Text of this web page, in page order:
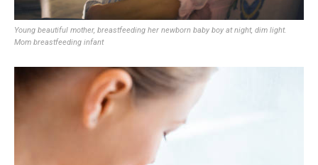
Young beautiful mother, breastfeeding her newborn baby boy at night, dim light.
Mom breastfeeding infant